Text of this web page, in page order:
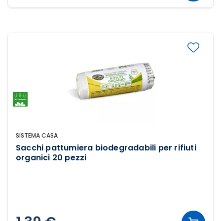
SISTEMA CASA
Sacchi pattumiera biodegradabili per rifiuti
organici 20 pezzi